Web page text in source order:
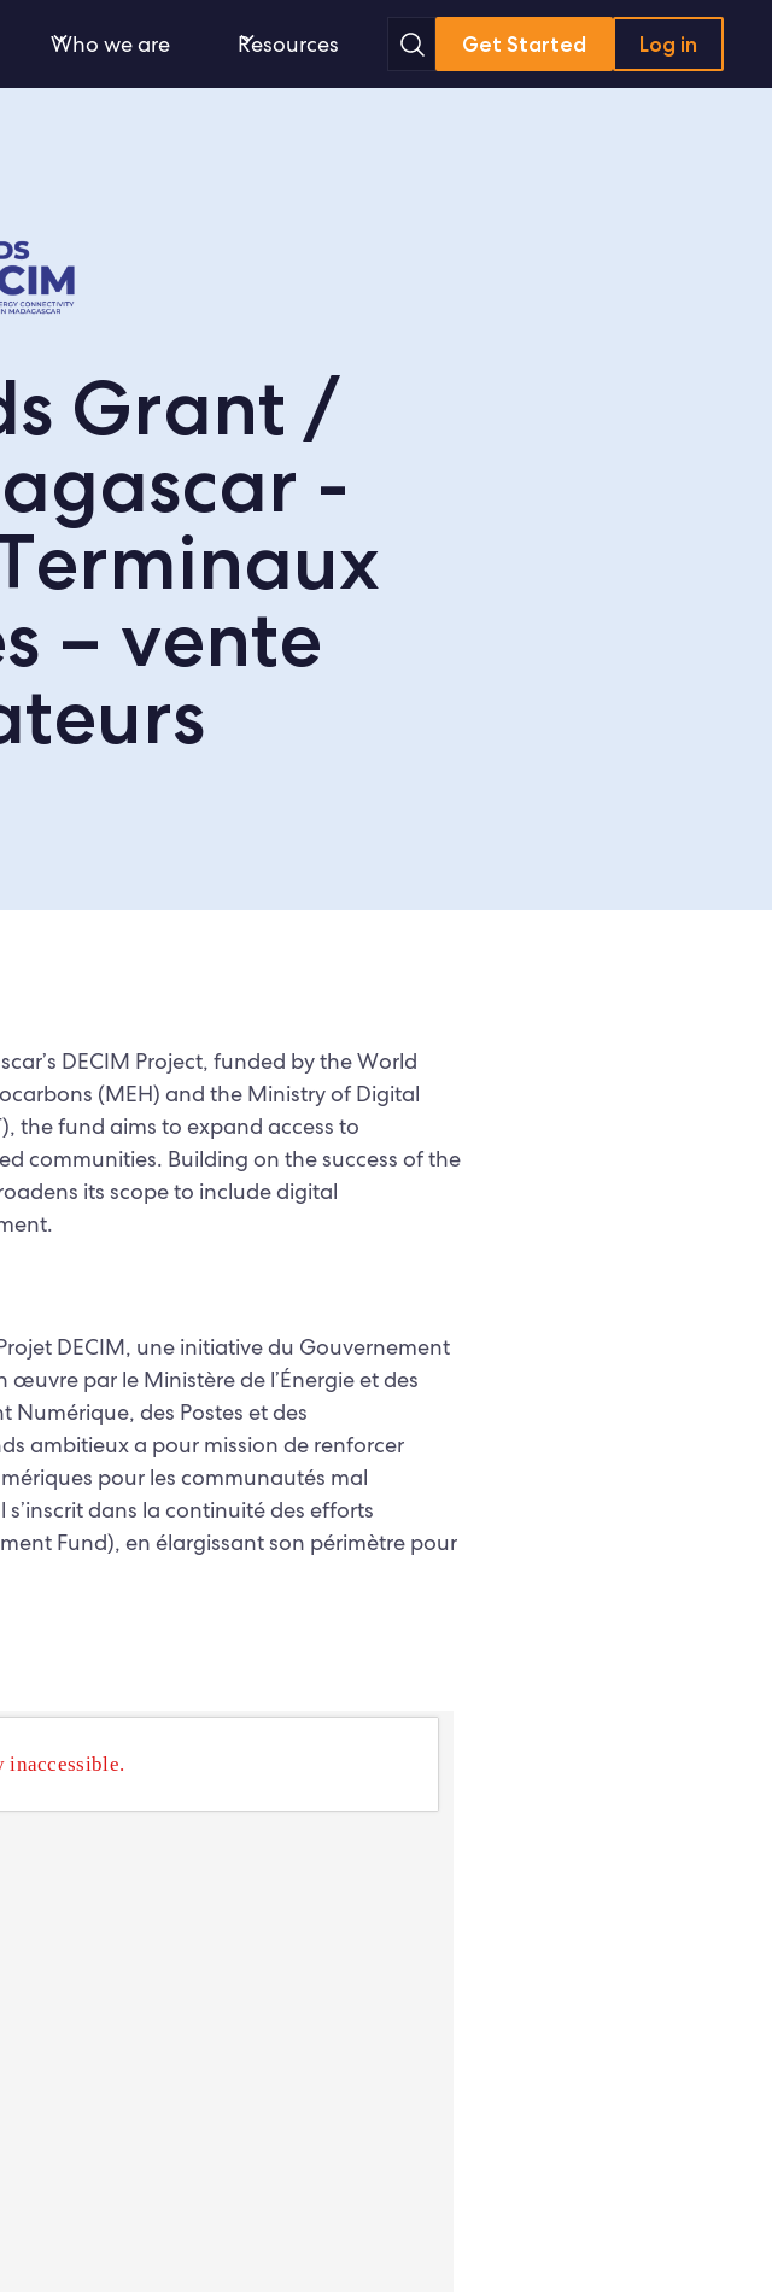
Who we are Resources Search
Get Started Log in
Grant /
-
– vente
DECIM Project, funded by the World
(MEH) and the Ministry of Digital
the fund aims to expand access to
communities. Building on the success of the
its scope to include digital
DECIM, une initiative du Gouvernement
par le Ministère de l’Énergie et des
Numérique, des Postes et des
ambitieux a pour mission de renforcer
pour les communautés mal
dans la continuité des efforts
Fund), en élargissant son périmètre pour